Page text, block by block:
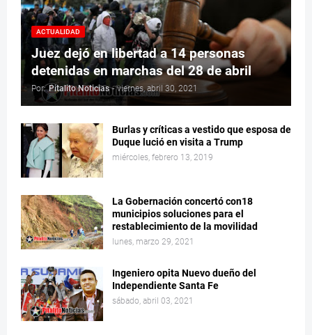
ACTUALIDAD
Juez dejó en libertad a 14 personas
detenidas en marchas del 28 de abril
Por: Pitalito Noticias - viernes, abril 30, 2021
Burlas y críticas a vestido que esposa de
Duque lució en visita a Trump
miércoles, febrero 13, 2019
La Gobernación concertó con18
municipios soluciones para el
restablecimiento de la movilidad
lunes, marzo 29, 2021
Ingeniero opita Nuevo dueño del
Independiente Santa Fe
sábado, abril 03, 2021